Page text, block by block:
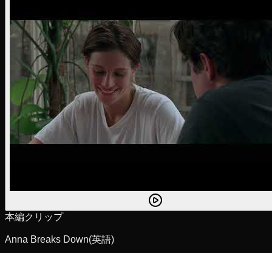
本編クリップ
Anna Breaks Down(英語)